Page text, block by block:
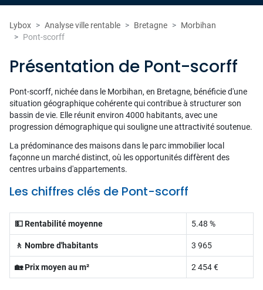
Lybox Analyse ville rentable Bretagne
Morbihan
Pont-scorff
Présentation de Pont-scorff
Pont-scorff, nichée dans le Morbihan, en Bretagne, bénéficie d'une
situation géographique cohérente qui contribue à structurer son
bassin de vie. Elle réunit environ 4000 habitants, avec une
progression démographique qui souligne une attractivité soutenue.
La prédominance des maisons dans le parc immobilier local
façonne un marché distinct, où les opportunités diffèrent des
centres urbains d'appartements.
Les chiffres clés de Pont-scorff
💵 Rentabilité moyenne 5.48 %
🚶 Nombre d'habitants 3 965
🏡 Prix moyen au m² 2 454 €